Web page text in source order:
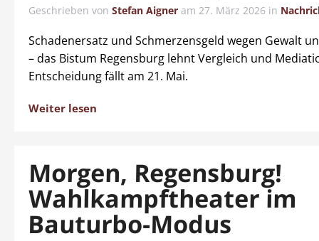
Geschrieben von Stefan Aigner am 27. März 2026 in
Schadenersatz und Schmerzensgeld wegen Gewalt
– das Bistum Regensburg lehnt Vergleich und
Entscheidung fällt am 21. Mai.
Weiter lesen
Morgen, Regensburg!
Wahlkampftheater im
Bauturbo-Modus